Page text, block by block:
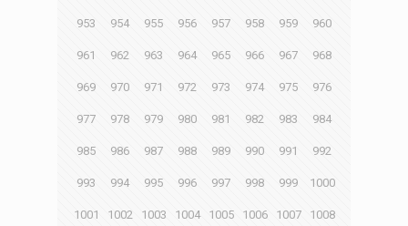
953 954 955 956 957 958 959 960
961 962 963 964 965 966 967 968
969 970 971 972 973 974 975 976
977 978 979 980 981 982 983 984
985 986 987 988 989 990 991 992
993 994 995 996 997 998 999 1000
1001 1002 1003 1004 1005 1006 1007 1008